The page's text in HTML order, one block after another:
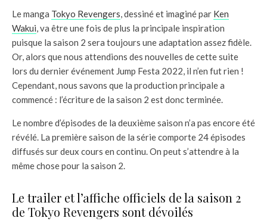
Le manga Tokyo Revengers, dessiné et imaginé par Ken
Wakui, va être une fois de plus la principale inspiration
puisque la saison 2 sera toujours une adaptation assez fidèle.
Or, alors que nous attendions des nouvelles de cette suite
lors du dernier événement Jump Festa 2022, il n’en fut rien !
Cependant, nous savons que la production principale a
commencé : l’écriture de la saison 2 est donc terminée.
Le nombre d’épisodes de la deuxième saison n’a pas encore été
révélé. La première saison de la série comporte 24 épisodes
diffusés sur deux cours en continu. On peut s’attendre à la
même chose pour la saison 2.
Le trailer et l’affiche officiels de la saison 2
de Tokyo Revengers sont dévoilés